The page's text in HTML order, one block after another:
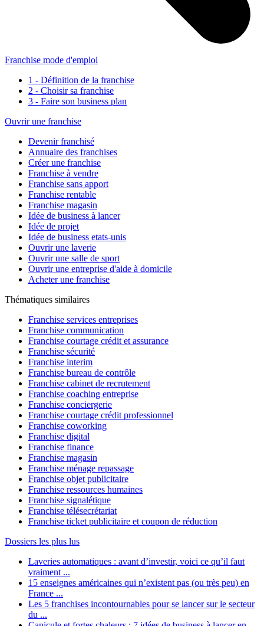
Franchise mode d'emploi
1 - Définition de la franchise
2 - Choisir sa franchise
3 - Faire son business plan
Ouvrir une franchise
Devenir franchisé
Annuaire des franchises
Créer une franchise
Franchise à vendre
Franchise sans apport
Franchise rentable
Franchise magasin
Idée de business à lancer
Idée de projet
Idée de business etats-unis
Ouvrir une laverie
Ouvrir une salle de sport
Ouvrir une entreprise d'aide à domicile
Acheter une franchise
Thématiques similaires
Franchise services entreprises
Franchise communication
Franchise courtage crédit et assurance
Franchise sécurité
Franchise interim
Franchise bureau de contrôle
Franchise cabinet de recrutement
Franchise coaching entreprise
Franchise conciergerie
Franchise courtage crédit professionnel
Franchise coworking
Franchise digital
Franchise finance
Franchise magasin
Franchise ménage repassage
Franchise objet publicitaire
Franchise ressources humaines
Franchise signalétique
Franchise télésecrétariat
Franchise ticket publicitaire et coupon de réduction
Dossiers les plus lus
Laveries automatiques : avant d’investir, voici ce qu’il faut
vraiment ...
15 enseignes américaines qui n’existent pas (ou très peu) en
France ...
Les 5 franchises incontournables pour se lancer sur le secteur
du ...